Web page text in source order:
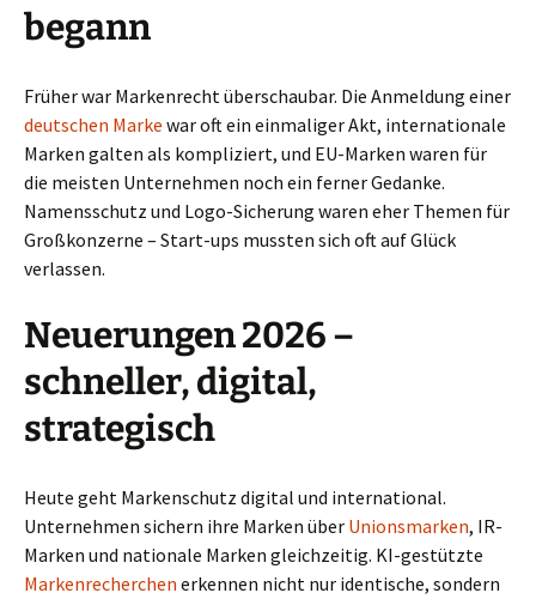
begann
Früher war Markenrecht überschaubar. Die Anmeldung einer
deutschen Marke war oft ein einmaliger Akt, internationale
Marken galten als kompliziert, und EU-Marken waren für
die meisten Unternehmen noch ein ferner Gedanke.
Namensschutz und Logo-Sicherung waren eher Themen für
Großkonzerne – Start-ups mussten sich oft auf Glück
verlassen.
Neuerungen 2026 –
schneller, digital,
strategisch
Heute geht Markenschutz digital und international.
Unternehmen sichern ihre Marken über Unionsmarken, IR-
Marken und nationale Marken gleichzeitig. KI-gestützte
Markenrecherchen erkennen nicht nur identische, sondern